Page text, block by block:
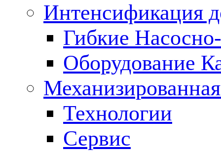
Интенсификация
Гибкие
Оборудование
Технологии
Сервис